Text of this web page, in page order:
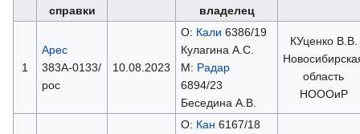
справки
владелец
1
Арес
383А-0133/
рос
10.08.2023
О: Кали 6386/19
Кулагина А.С.
М: Радар
6894/23
Беседина А.В.
КУценко В.В.
область
НОООиР
О: Кан 6167/18